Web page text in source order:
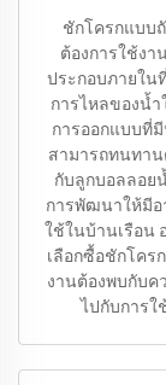
ชักโครกแบบ
ต้องการใช้ง
ประกอบภายใน
การไหลของน้
การออกแบบที่
สามารถทนทา
กับลูกบอลลอย
การพัฒนาให้มีอ
ใช้ในบ้านเรือน
เลือกซื้อชักโคร
งานต้องพบกับค
ไปกับการใ